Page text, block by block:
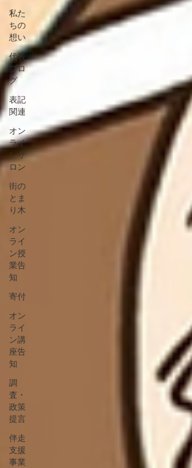
私た
ちの
想い
代表
ブロ
グ
表記
関連
オン
ライ
ンサ
ロン
街の
とま
り木
オン
ライ
ン授
業告
知
寄付
オン
ライ
ン講
座告
知
調
査・
政策
提言
伴走
支援
事業